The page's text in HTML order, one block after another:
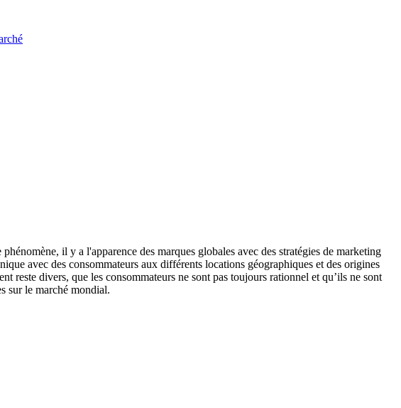
il y a l'apparence des marques globales avec des stratégies de marketing
avec des consommateurs aux différents locations géographiques et des origines
reste divers, que les consommateurs ne sont pas toujours rationnel et qu’ils ne sont
sur le marché mondial.